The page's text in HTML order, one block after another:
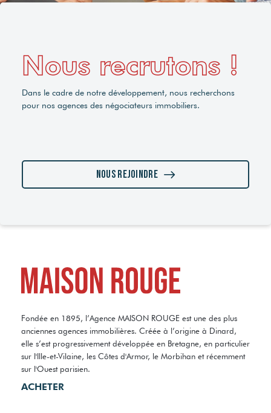
Nous recrutons !
Dans le cadre de notre développement, nous recherchons
pour nos agences des négociateurs immobiliers.
Nous rejoindre
Fondée en 1895, l’Agence MAISON ROUGE est une des plus
anciennes agences immobilières. Créée à l’origine à Dinard,
elle s’est progressivement développée en Bretagne, en particulier
sur l'Ille-et-Vilaine, les Côtes d'Armor, le Morbihan et récemment
sur l'Ouest parisien.
ACHETER